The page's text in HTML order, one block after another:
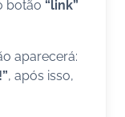
botão “link”
aparecerá:
, após isso,